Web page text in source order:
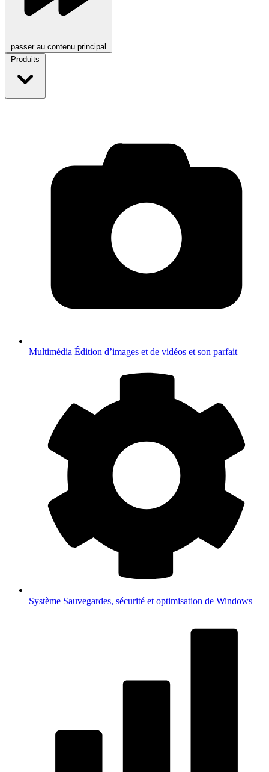
passer au contenu principal
Produits
Multimédia Édition d’images et de vidéos et son parfait
Système Sauvegardes, sécurité et optimisation de Windows